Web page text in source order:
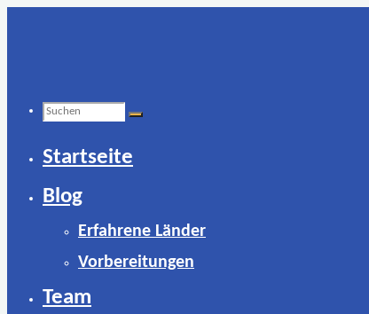
Suchen
nach:
Startseite
Blog
Erfahrene Länder
Vorbereitungen
Team